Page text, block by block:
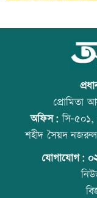
প্রোমিতা
অফিস:সি-৫০১,
শহীদ সৈয়দ নজরুল
যোগাযোগ: